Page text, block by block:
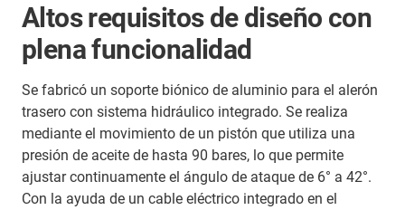
Altos requisitos de diseño con
plena funcionalidad
Se fabricó un soporte biónico de aluminio para el alerón
trasero con sistema hidráulico integrado. Se realiza
mediante el movimiento de un pistón que utiliza una
presión de aceite de hasta 90 bares, lo que permite
ajustar continuamente el ángulo de ataque de 6° a 42°.
Con la ayuda de un cable eléctrico integrado en el